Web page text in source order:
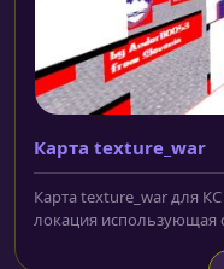
Карта texture_war
Карта texture_war для
локация использующая